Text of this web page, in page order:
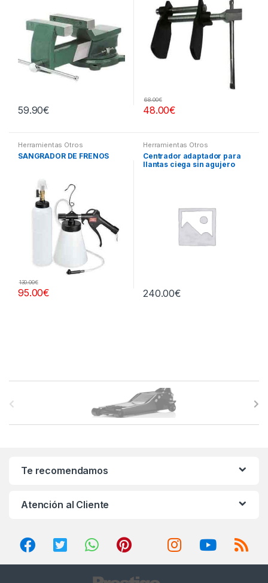
59.90€ 48.00€
68.00€
Herramientas Otros
SANGRADOR DE FRENOS
95.00€
130.00€
Herramientas Otros
Centrador adaptador para
llantas ciega sin agujero
240.00€
Te recomendamos
Atención al Cliente